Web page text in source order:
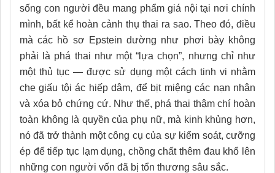
sống con người đều mang phẩm giá nội tại nơi chính
mình, bất kể hoàn cảnh thụ thai ra sao. Theo đó, điều
mà các hồ sơ Epstein dường như phơi bày không
phải là phá thai như một “lựa chọn”, nhưng chỉ như
một thủ tục — được sử dụng một cách tinh vi nhằm
che giấu tội ác hiếp dâm, để bịt miệng các nạn nhân
và xóa bỏ chứng cứ. Như thế, phá thai thậm chí hoàn
toàn không là quyền của phụ nữ, mà kinh khủng hơn,
nó đã trở thành một công cụ của sự kiểm soát, cưỡng
ép để tiếp tục lạm dụng, chồng chất thêm đau khổ lên
những con người vốn đã bị tổn thương sâu sắc.